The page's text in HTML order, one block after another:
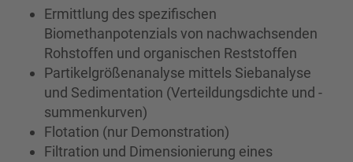
Ermittlung des spezifischen
Biomethanpotenzials von nachwachsenden
Rohstoffen und organischen Reststoffen
Partikelgrößenanalyse mittels Siebanalyse
und Sedimentation (Verteildungsdichte und -
summenkurven)
Flotation (nur Demonstration)
Filtration und Dimensionierung eines